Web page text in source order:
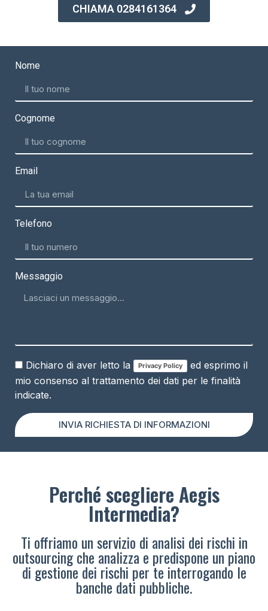
CHIAMA 0284161364
Nome
Cognome
Email
Telefono
Messaggio
Dichiaro di aver letto la Privacy Policy
ed esprimo il
mio consenso al trattamento dei dati per le finalità
indicate.
INVIA RICHIESTA DI INFORMAZIONI
Perché scegliere Aegis
Intermedia?
Ti offriamo un servizio di analisi dei rischi in
outsourcing che analizza e predispone un piano
di gestione dei rischi per te interrogando le
banche dati pubbliche.